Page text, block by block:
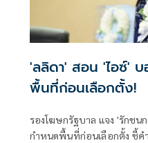
'ลลิดา' สอน 'ไอซ์' บ
พื้นที่ก่อนเลือกตั้ง!
รองโฆษกรัฐบาล แจง 'รักชน
กำหนดพื้นที่ก่อนเลือกตั้ง ชี้ค